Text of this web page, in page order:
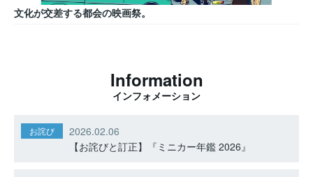
文化が交差する都会の映画祭。
Information
インフォメーション
お詫び
2026.02.06
【お詫びと訂正】『ミニカー年鑑 2026』